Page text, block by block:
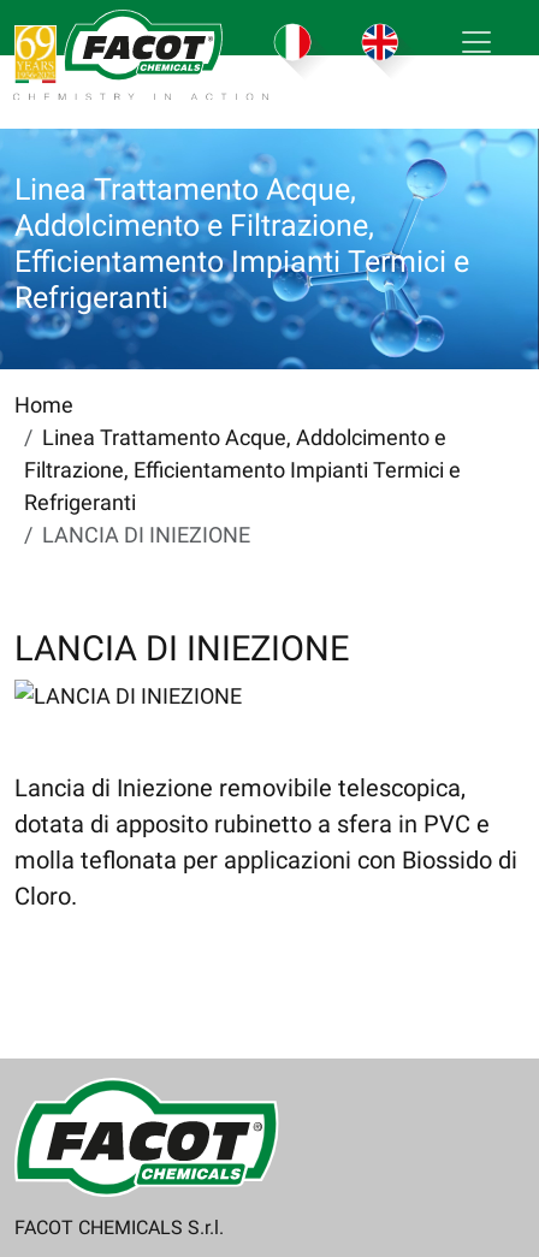
Linea Trattamento Acque,
Addolcimento e Filtrazione,
Efficientamento Impianti Termici e
Refrigeranti
Home
Linea Trattamento Acque, Addolcimento e
Filtrazione, Efficientamento Impianti Termici e
Refrigeranti
LANCIA DI INIEZIONE
LANCIA DI INIEZIONE
Lancia di Iniezione removibile telescopica,
dotata di apposito rubinetto a sfera in PVC e
molla teflonata per applicazioni con Biossido di
Cloro.
FACOT CHEMICALS S.r.l.